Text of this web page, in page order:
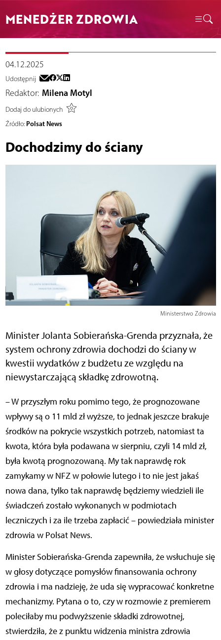
MENEDŻER ZDROWIA
04.12.2025
Udostępnij
Redaktor: Milena Motyl
Dodaj do ulubionych
Źródło: Polsat News
Dochodzimy do ściany
Ministerstwo Zdrowia
Minister Jolanta Sobierańska-Grenda przyznała, że
system ochrony zdrowia dochodzi do ściany w
kwestii wydatków z budżetu ze względu na
niewystarczającą składkę zdrowotną.
– W przyszłym roku pomimo tego, że prognozowane
wpływy są o 11 mld zł wyższe, to jednak jeszcze brakuje
środków na pokrycie wszystkich potrzeb, natomiast ta
kwota, która była podawana w sierpniu, czyli 14 mld zł,
była kwotą prognozowaną. My tak naprawdę rok
zamykamy w NFZ w połowie lutego i to nie jest jakaś
nowa dana, tylko tak naprawdę będziemy wiedzieli ile
świadczeń zostało wykonanych w podmiotach
leczniczych i za ile trzeba zapłacić – powiedziała minister
zdrowia w Polsat News.
Minister Sobierańska-Grenda zapewniła, że wsłuchuje się
w głosy dotyczące pomysłów finansowania ochrony
zdrowia i ma nadzieję, że uda się wypracować konkretne
mechanizmy. Pytana o to, czy w rozmowie z premierem
poleciłaby mu podwyższenie składki zdrowotnej,
stwierdziła, że z punktu widzenia ministra zdrowia